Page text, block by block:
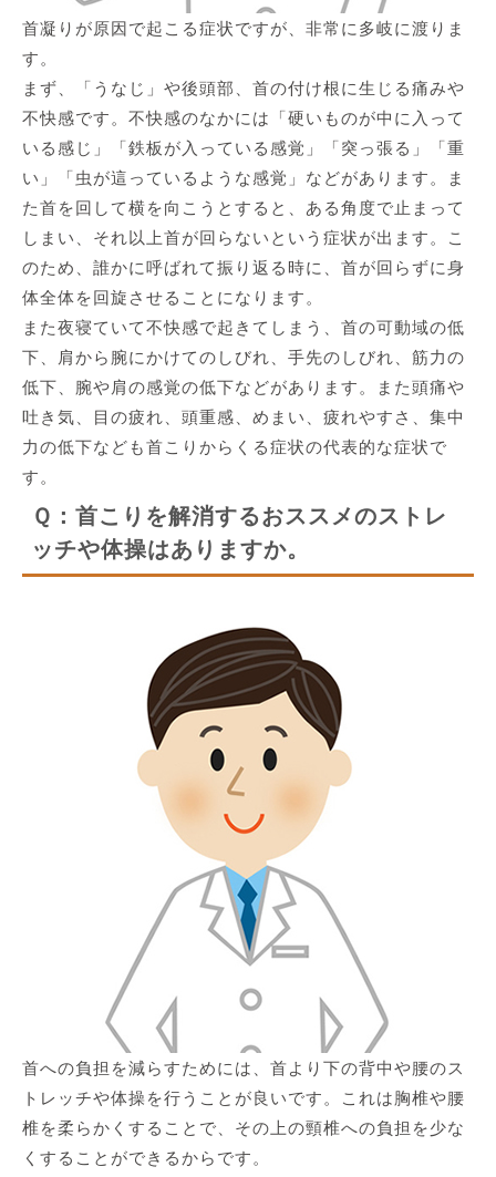
首凝りが原因で起こる症状ですが、非常に多岐に渡りま
す。
まず、「うなじ」や後頭部、首の付け根に生じる痛みや
不快感です。不快感のなかには「硬いものが中に入って
いる感じ」「鉄板が入っている感覚」「突っ張る」「重
い」「虫が這っているような感覚」などがあります。ま
た首を回して横を向こうとすると、ある角度で止まって
しまい、それ以上首が回らないという症状が出ます。こ
のため、誰かに呼ばれて振り返る時に、首が回らずに身
体全体を回旋させることになります。
また夜寝ていて不快感で起きてしまう、首の可動域の低
下、肩から腕にかけてのしびれ、手先のしびれ、筋力の
低下、腕や肩の感覚の低下などがあります。また頭痛や
吐き気、目の疲れ、頭重感、めまい、疲れやすさ、集中
力の低下なども首こりからくる症状の代表的な症状で
す。
Ｑ：首こりを解消するおススメのストレ
ッチや体操はありますか。
首への負担を減らすためには、首より下の背中や腰のス
トレッチや体操を行うことが良いです。これは胸椎や腰
椎を柔らかくすることで、その上の頸椎への負担を少な
くすることができるからです。